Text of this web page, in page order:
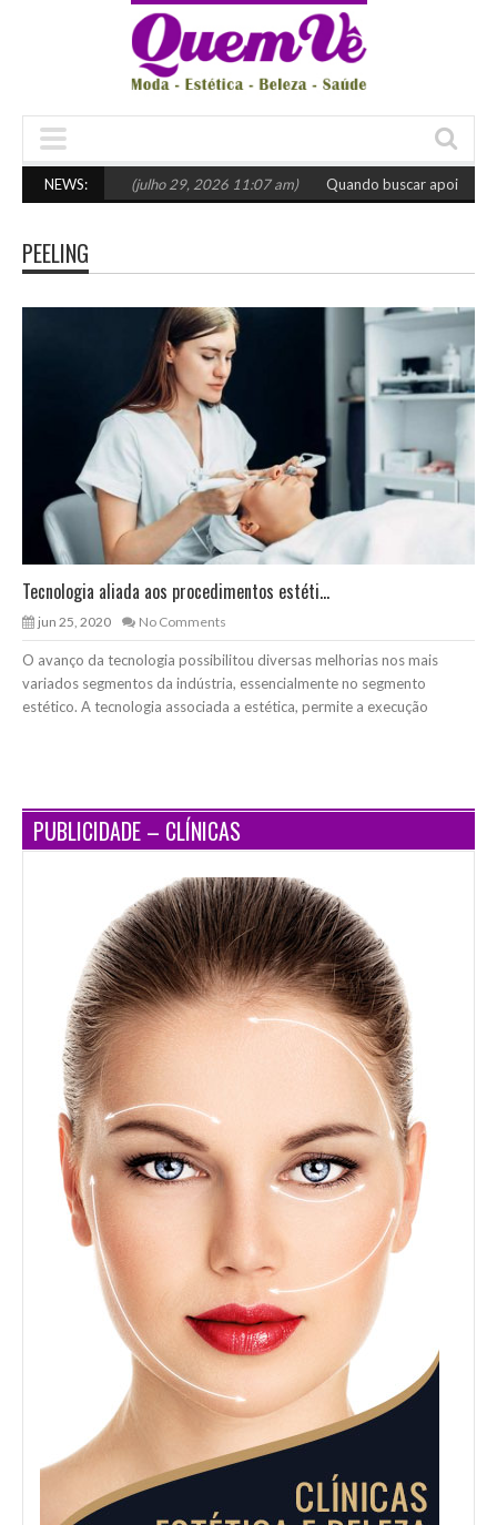
NEWS:
o certo (julho 29, 2026 11:07 am) Quando buscar apoio
PEELING
Tecnologia aliada aos procedimentos estéti...
jun 25, 2020 No Comments
O avanço da tecnologia possibilitou diversas melhorias nos mais
variados segmentos da indústria, essencialmente no segmento
estético. A tecnologia associada a estética, permite a execução
PUBLICIDADE – CLÍNICAS